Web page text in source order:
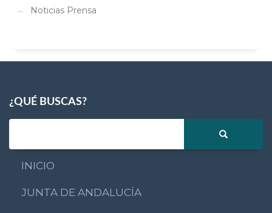
Noticias Prensa
¿QUÉ BUSCAS?
INICIO
JUNTA DE ANDALUCÍA